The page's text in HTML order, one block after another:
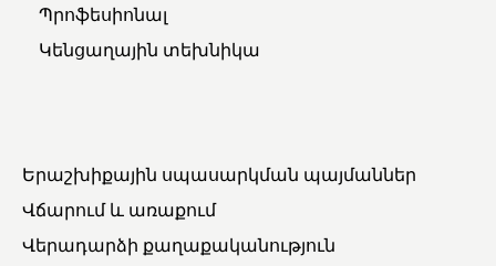
Պրոֆեսիոնալ
Կենցաղային տեխնիկա
Երաշխիքային սպասարկման պայմաններ
Վճարում և առաքում
Վերադարձի քաղաքականություն